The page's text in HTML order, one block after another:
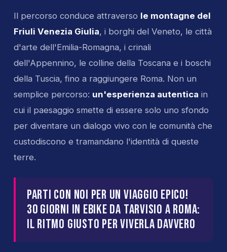
Il percorso conduce attraverso le montagne del
Friuli Venezia Giulia, i borghi del Veneto, le città
d'arte dell'Emilia-Romagna, i crinali
dell'Appennino, le colline della Toscana e i boschi
della Tuscia, fino a raggiungere Roma. Non un
semplice percorso: un'esperienza autentica in
cui il paesaggio smette di essere solo uno sfondo
per diventare un dialogo vivo con le comunità che
custodiscono e tramandano l'identità di queste
terre.
PARTI CON NOI PER UN VIAGGIO EPICO!
30 GIORNI IN EBIKE DA TARVISIO A ROMA:
IL RITMO GIUSTO PER VIVERLA DAVVERO